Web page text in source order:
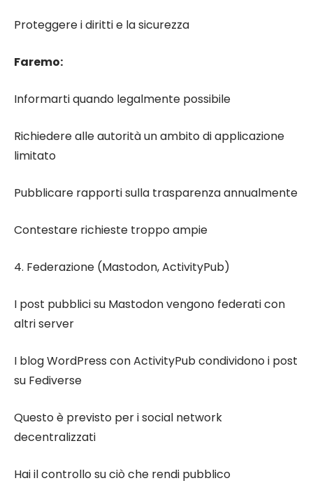
Proteggere i diritti e la sicurezza
Faremo:
Informarti quando legalmente possibile
Richiedere alle autorità un ambito di applicazione
limitato
Pubblicare rapporti sulla trasparenza annualmente
Contestare richieste troppo ampie
4. Federazione (Mastodon, ActivityPub)
I post pubblici su Mastodon vengono federati con
altri server
I blog WordPress con ActivityPub condividono i post
su Fediverse
Questo è previsto per i social network
decentralizzati
Hai il controllo su ciò che rendi pubblico